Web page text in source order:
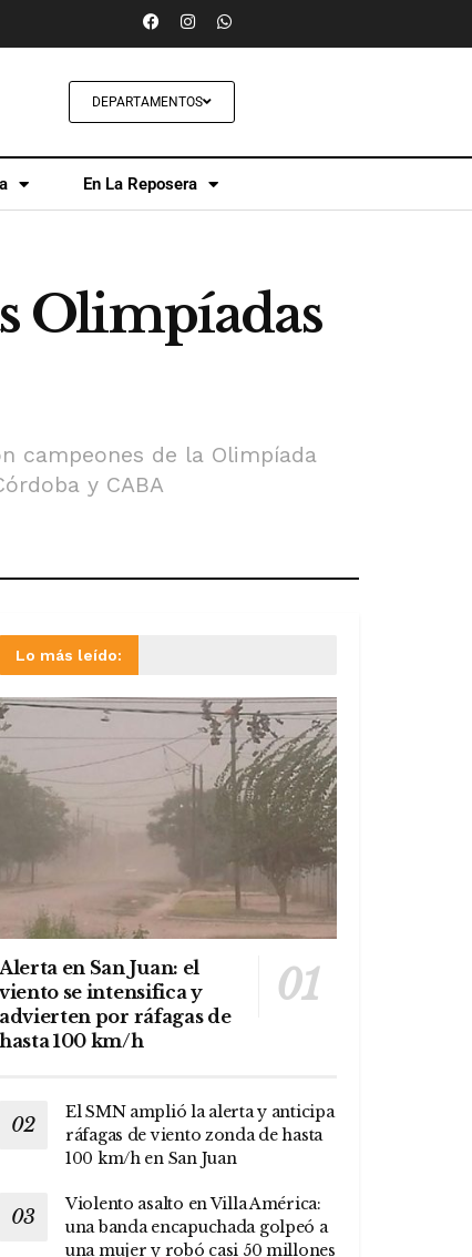
DEPARTAMENTOS
En La Reposera
Olimpíadas
campeones de la Olimpíada
y CABA
Lo más leído:
Alerta en San Juan: el
viento se intensifica y
advierten por ráfagas de
hasta 100 km/h
El SMN amplió la alerta y anticipa
ráfagas de viento zonda de hasta
100 km/h en San Juan
Violento asalto en Villa América:
una banda encapuchada golpeó a
una mujer y robó casi 50 millones